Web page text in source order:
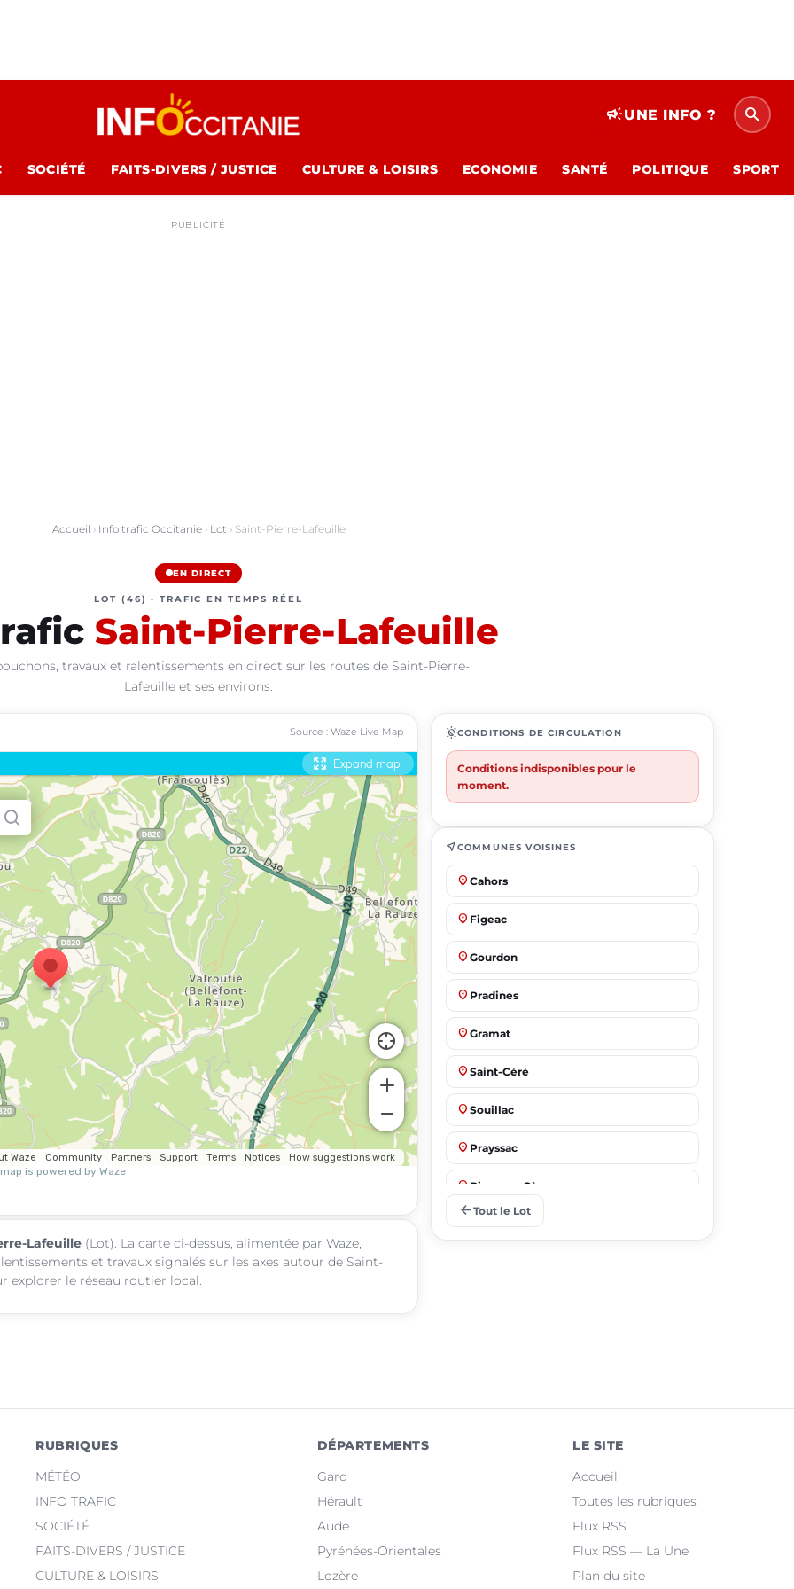
campaignUNE INFO ? search
SOCIÉTÉ FAITS-DIVERS / JUSTICE CULTURE & LOISIRS ECONOMIE SANTÉ POLITIQUE SPORT
PUBLICITÉ
Accueil › Info trafic Occitanie› Lot › Saint-Pierre-Lafeuille
EN DIRECT
LOT (46) · TRAFIC EN TEMPS RÉEL
Saint-Pierre-Lafeuille
travaux et ralentissements en direct sur les routes de Saint-Pierre-
Lafeuille et ses environs.
Source : Waze Live Map
Lafeuille (Lot). La carte ci-dessus, alimentée par Waze,
et travaux signalés sur les axes autour de Saint-
explorer le réseau routier local.
routineCONDITIONS DE CIRCULATION
Conditions indisponibles pour le
moment.
near_meCOMMUNES VOISINES
place Cahors
place Figeac
place Gourdon
place Pradines
place Gramat
place Saint-Céré
place Souillac
place Prayssac
place Biars-sur-Cère
Le Vigan-en-Quercy
arrow_back Tout le Lot
RUBRIQUES
MÉTÉO
INFO TRAFIC
SOCIÉTÉ
FAITS-DIVERS / JUSTICE
CULTURE & LOISIRS
DÉPARTEMENTS
Gard
Hérault
Aude
Pyrénées-Orientales
Lozère
LE SITE
Accueil
Toutes les rubriques
Flux RSS
Flux RSS — La Une
Plan du site